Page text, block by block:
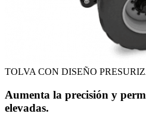
TOLVA CON DISEÑO
Aumenta la precisión y
elevadas.